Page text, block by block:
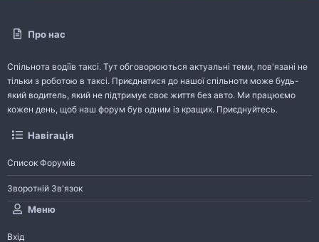
Про нас
Спільнота водіїв таксі. Тут обговорюються актуальні теми, пов'язані не
тільки з роботою в таксі. Приєднатися до нашої спільноти може будь-
який водитель, який не підтримує своє життя без авто. Ми працюємо
кожен день, щоб наш форум був одним із кращих. Приєднуйтесь.
Навігація
Список Форумів
Зворотній Зв'язок
Меню
Вхід